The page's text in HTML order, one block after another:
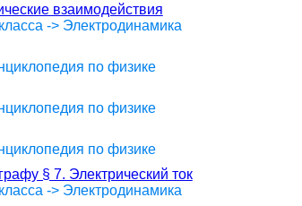
взаимодействия
-> Электродинамика
по физике
по физике
по физике
§ 7. Электрический ток
-> Электродинамика